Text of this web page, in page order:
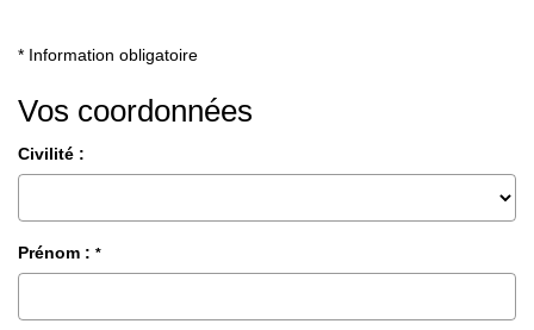
* Information obligatoire
Vos coordonnées
Civilité :
Prénom : *